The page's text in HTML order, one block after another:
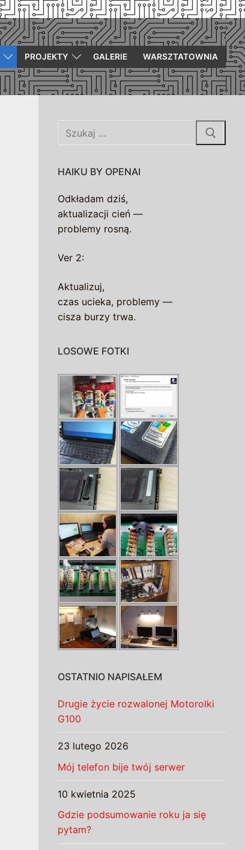
PROJEKTY GALERIE WARSZTATOWNIA
Szukaj:
HAIKU BY OPENAI
Odkładam dziś,
aktualizacji cień —
problemy rosną.
Ver 2:
Aktualizuj,
czas ucieka, problemy —
cisza burzy trwa.
LOSOWE FOTKI
OSTATNIO NAPISAŁEM
Drugie życie rozwalonej Motorolki
G100
23 lutego 2026
Mój telefon bije twój serwer
10 kwietnia 2025
Gdzie podsumowanie roku ja się
pytam?